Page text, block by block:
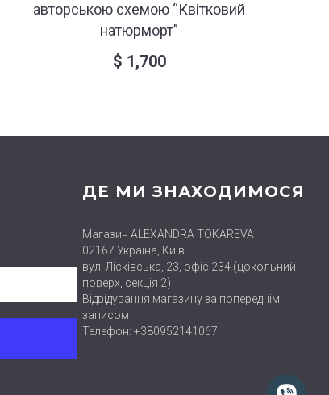
авторською схемою “Квітковий
натюрморт”
$ 1,700
ДЕ МИ ЗНАХОДИМОСЯ
Магазин ALEXANDRA TOKAREVA
02167 Україна, Київ
вул. Лісківська, 23, офіс 234 (цокольний
поверх, секція 2)
Відвідування магазину за попереднім
записом
Телефон: +380952141067